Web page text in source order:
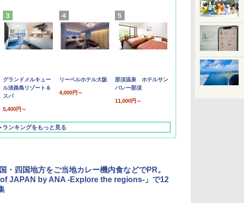
グランドメルキュー
ル淡路島リゾート＆
スパ
5,400円～
リーベルホテル大阪
4,000円～
那須温泉 ホテルサン
バレー那須
11,000円～
ランキングをもっと見る
・四国地方をご当地カレー機内食などでPR。
of JAPAN by ANA -Explore the regions-」で12